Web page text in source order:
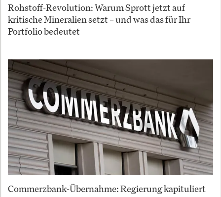
Rohstoff-Revolution: Warum Sprott jetzt auf
kritische Mineralien setzt – und was das für Ihr
Portfolio bedeutet
Commerzbank-Übernahme: Regierung kapituliert